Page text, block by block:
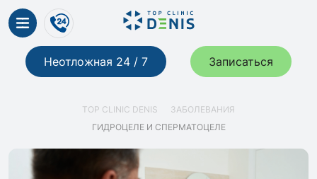
Неотложная 24 / 7 Записаться
TOP CLINIC DENIS
ЗАБОЛЕВАНИЯ
ГИДРОЦЕЛЕ И СПЕРМАТОЦЕЛЕ